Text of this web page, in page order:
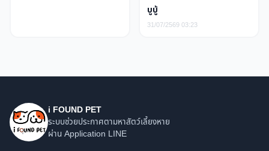
บูบู้
31/07/2569 03:23
i FOUND PET
ระบบช่วยประกาศตามหาสัตว์เลี้ยงหาย
ผ่าน Application LINE